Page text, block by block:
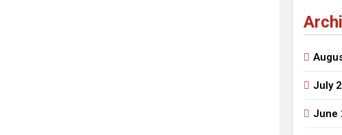
में अनुराधा प्रकाशन के स्टाल पर अपनी पुस्तक को प्रदर्शित/विमोचन हेतु संपर्क करें
July
June